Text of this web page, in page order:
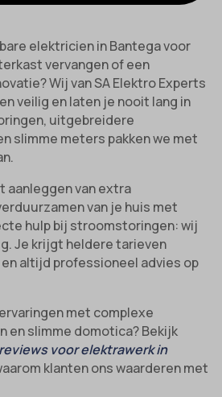
elektricien in Bantega voor
vervangen of een
Wij van SA Elektro Experts
veilig en laten je nooit lang in
uitgebreidere
slimme meters pakken we met
aanleggen van extra
van je huis met
hulp bij stroomstoringen: wij
Je krijgt heldere tarieven
altijd professioneel advies op
met complexe
en slimme domotica? Bekijk
voor elektrawerk in
klanten ons waarderen met